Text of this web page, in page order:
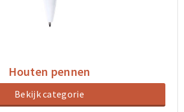
Houten pennen
Bekijk categorie